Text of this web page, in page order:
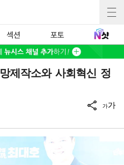
섹션 포토
제작소와 사회혁신 정
가가